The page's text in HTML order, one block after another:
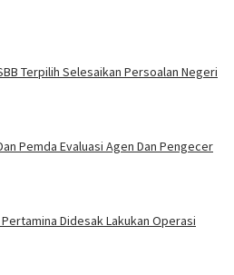
Terpilih Selesaikan Persoalan Negeri
Pemda Evaluasi Agen Dan Pengecer
Didesak Lakukan Operasi